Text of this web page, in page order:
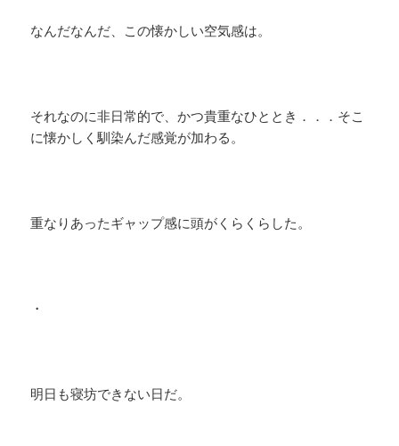
なんだなんだ、この懐かしい空気感は。
それなのに非日常的で、かつ貴重なひととき．．．そこ
に懐かしく馴染んだ感覚が加わる。
重なりあったギャップ感に頭がくらくらした。
・
明日も寝坊できない日だ。